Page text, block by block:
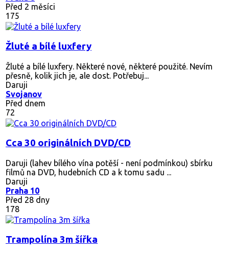
Před 2 měsíci
175
Žluté a bílé luxfery
Žluté a bílé luxfery. Některé nové, některé použité. Nevím
přesně, kolik jich je, ale dost. Potřebuj...
Daruji
Svojanov
Před dnem
72
Cca 30 originálních DVD/CD
Daruji (lahev bílého vína potěší - není podmínkou) sbírku
filmů na DVD, hudebních CD a k tomu sadu ...
Daruji
Praha 10
Před 28 dny
178
Trampolína 3m šířka